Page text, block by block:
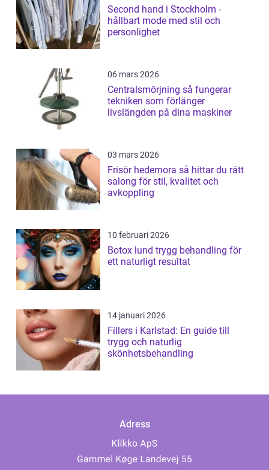
Second hand i Stockholm -
hållbart mode med stil och
personlighet
06 mars 2026
Centralsmörjning så fungerar
tekniken som förlänger
livslängden på dina maskiner
03 mars 2026
Frisör hedemora så hittar du rätt
salong för stil, kvalitet och
avkoppling
10 februari 2026
Botox lund trygg behandling för
ett naturligt resultat
14 januari 2026
Fillers i Karlstad: En guide till
trygg och naturlig
skönhetsbehandling
Adress